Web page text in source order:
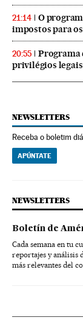
21:14
O
impostos para
20:55
Programa
privilégios
NEWSLETTERS
Receba o boletim
APÚNTATE
NEWSLETTERS
Boletín de
Cada semana en tu
reportajes y análisis
más relevantes del